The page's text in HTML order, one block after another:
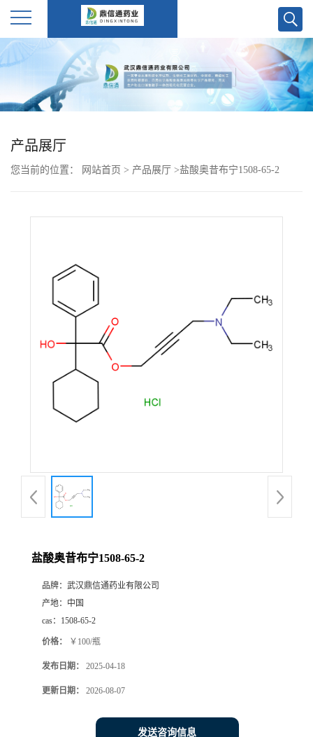
公
产
产品展厅
您当前的位置： 网站首页 > 产品展厅 >盐酸奥昔布宁1508-65-2
盐酸奥昔布宁1508-65-2
品牌： 武汉鼎信通药业有限公司
产地： 中国
cas： 1508-65-2
价格： ￥100/瓶
发布日期： 2025-04-18
更新日期： 2026-08-07
发送咨询信息